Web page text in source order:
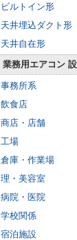
ビルトイン形
天井埋込ダクト形
天井自在形
業務用エアコン
事務所系
飲食店
商店・店舗
工場
倉庫・作業場
理・美容室
病院・医院
学校関係
宿泊施設